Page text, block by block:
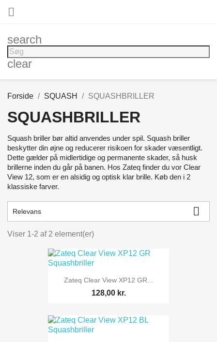

search
clear
Forside SQUASH SQUASHBRILLER
SQUASHBRILLER
Squash briller bør altid anvendes under spil. Squash briller
beskytter din øjne og reducerer risikoen for skader væsentligt.
Dette gælder på midlertidige og permanente skader, så husk
brillerne inden du går på banen. Hos Zateq finder du vor Clear
View 12, som er en alsidig og optisk klar brille. Køb den i 2
klassiske farver.
Relevans 
Viser 1-2 af 2 element(er)
Zateq Clear View XP12 GR...
128,00 kr.